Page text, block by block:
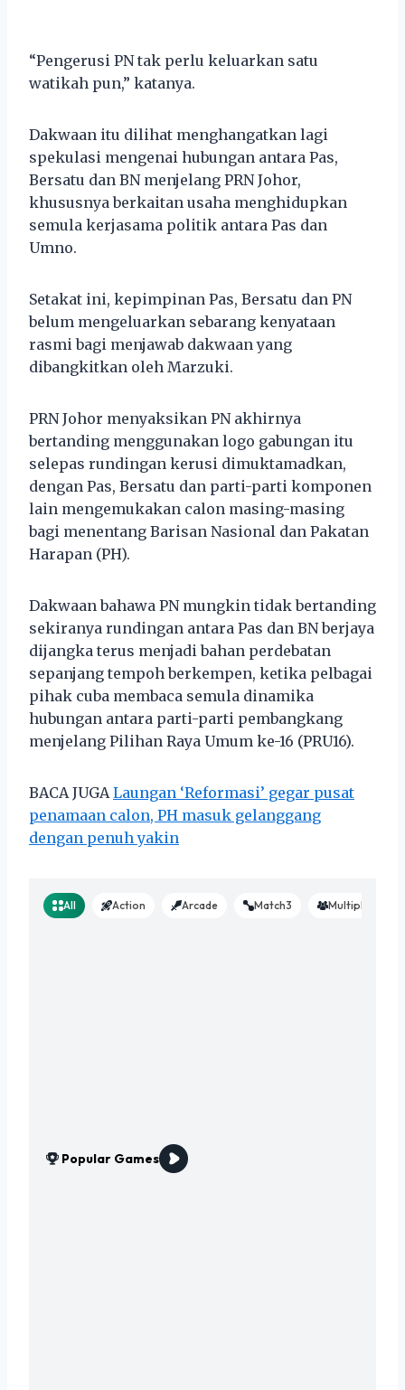
“Pengerusi PN tak perlu keluarkan satu
watikah pun,” katanya.
Dakwaan itu dilihat menghangatkan lagi
spekulasi mengenai hubungan antara Pas,
Bersatu dan BN menjelang PRN Johor,
khususnya berkaitan usaha menghidupkan
semula kerjasama politik antara Pas dan
Umno.
Setakat ini, kepimpinan Pas, Bersatu dan PN
belum mengeluarkan sebarang kenyataan
rasmi bagi menjawab dakwaan yang
dibangkitkan oleh Marzuki.
PRN Johor menyaksikan PN akhirnya
bertanding menggunakan logo gabungan itu
selepas rundingan kerusi dimuktamadkan,
dengan Pas, Bersatu dan parti-parti komponen
lain mengemukakan calon masing-masing
bagi menentang Barisan Nasional dan Pakatan
Harapan (PH).
Dakwaan bahawa PN mungkin tidak bertanding
sekiranya rundingan antara Pas dan BN berjaya
dijangka terus menjadi bahan perdebatan
sepanjang tempoh berkempen, ketika pelbagai
pihak cuba membaca semula dinamika
hubungan antara parti-parti pembangkang
menjelang Pilihan Raya Umum ke-16 (PRU16).
BACA JUGA Laungan ‘Reformasi’ gegar pusat
penamaan calon, PH masuk gelanggang
dengan penuh yakin